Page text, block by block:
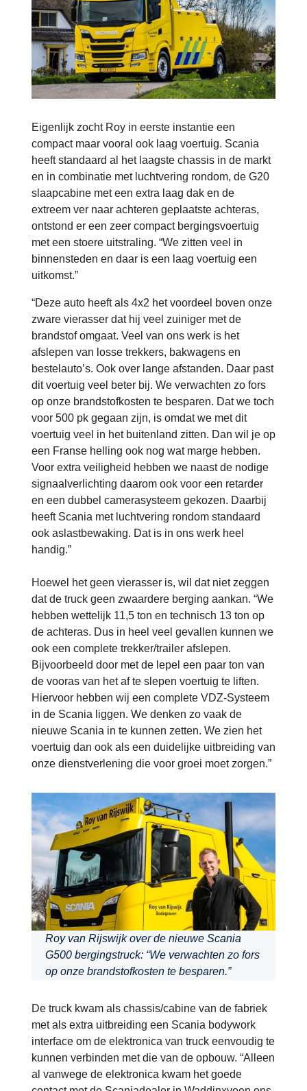
Eigenlijk zocht Roy in eerste instantie een
compact maar vooral ook laag voertuig. Scania
heeft standaard al het laagste chassis in de markt
en in combinatie met luchtvering rondom, de G20
slaapcabine met een extra laag dak en de
extreem ver naar achteren geplaatste achteras,
ontstond er een zeer compact bergingsvoertuig
met een stoere uitstraling. “We zitten veel in
binnensteden en daar is een laag voertuig een
uitkomst.”
“Deze auto heeft als 4x2 het voordeel boven onze
zware vierasser dat hij veel zuiniger met de
brandstof omgaat. Veel van ons werk is het
afslepen van losse trekkers, bakwagens en
bestelauto’s. Ook over lange afstanden. Daar past
dit voertuig veel beter bij. We verwachten zo fors
op onze brandstofkosten te besparen. Dat we toch
voor 500 pk gegaan zijn, is omdat we met dit
voertuig veel in het buitenland zitten. Dan wil je op
een Franse helling ook nog wat marge hebben.
Voor extra veiligheid hebben we naast de nodige
signaalverlichting daarom ook voor een retarder
en een dubbel camerasysteem gekozen. Daarbij
heeft Scania met luchtvering rondom standaard
ook aslastbewaking. Dat is in ons werk heel
handig.”
Hoewel het geen vierasser is, wil dat niet zeggen
dat de truck geen zwaardere berging aankan. “We
hebben wettelijk 11,5 ton en technisch 13 ton op
de achteras. Dus in heel veel gevallen kunnen we
ook een complete trekker/trailer afslepen.
Bijvoorbeeld door met de lepel een paar ton van
de vooras van het af te slepen voertuig te liften.
Hiervoor hebben wij een complete VDZ-Systeem
in de Scania liggen. We denken zo vaak de
nieuwe Scania in te kunnen zetten. We zien het
voertuig dan ook als een duidelijke uitbreiding van
onze dienstverlening die voor groei moet zorgen.”
Roy van Rijswijk over de nieuwe Scania
G500 bergingstruck: “We verwachten zo fors
op onze brandstofkosten te besparen.”
De truck kwam als chassis/cabine van de fabriek
met als extra uitbreiding een Scania bodywork
interface om de elektronica van truck eenvoudig te
kunnen verbinden met die van de opbouw. “Alleen
al vanwege de elektronica kwam het goede